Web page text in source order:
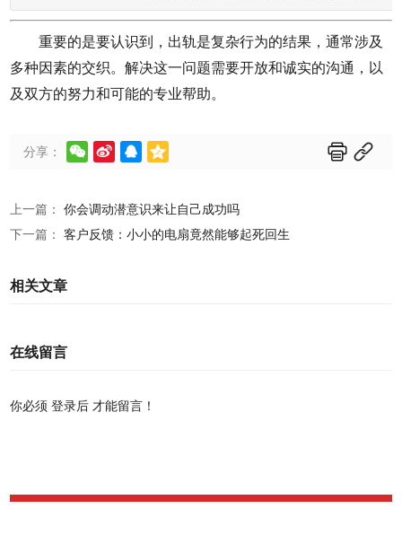
重要的是要认识到，出轨是复杂行为的结果，通常涉及
多种因素的交织。解决这一问题需要开放和诚实的沟通，以
及双方的努力和可能的专业帮助。
分享：      
上一篇：你会调动潜意识来让自己成功吗
下一篇：客户反馈：小小的电扇竟然能够起死回生
相关文章
在线留言
你必须登录后 才能留言！